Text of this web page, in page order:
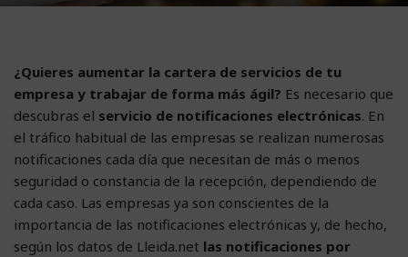
¿Quieres aumentar la cartera de servicios de tu
empresa y trabajar de forma más ágil? Es necesario que
descubras el servicio de notificaciones electrónicas. En
el tráfico habitual de las empresas se realizan numerosas
notificaciones cada día que necesitan de más o menos
seguridad o constancia de la recepción, dependiendo de
cada caso. Las empresas ya son conscientes de la
importancia de las notificaciones electrónicas y, de hecho,
según los datos de Lleida.net las notificaciones por